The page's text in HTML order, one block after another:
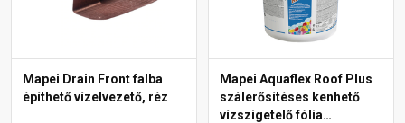
Mapei Drain Front falba
építhető vízelvezető, réz
Mapei Aquaflex Roof Plus
szálerősítéses kenhető
vízszigetelő fólia